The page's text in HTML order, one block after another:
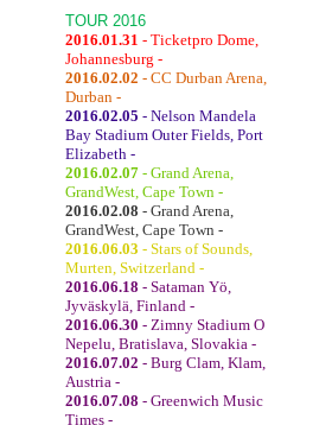
TOUR 2016
2016.01.31 - Ticketpro Dome,
Johannesburg -
2016.02.02 - CC Durban Arena,
Durban -
2016.02.05 - Nelson Mandela
Bay Stadium Outer Fields, Port
Elizabeth -
2016.02.07 - Grand Arena,
GrandWest, Cape Town -
2016.02.08 - Grand Arena,
GrandWest, Cape Town -
2016.06.03 - Stars of Sounds,
Murten, Switzerland -
2016.06.18 - Sataman Yö,
Jyväskylä, Finland -
2016.06.30 - Zimny Stadium O
Nepelu, Bratislava, Slovakia -
2016.07.02 - Burg Clam, Klam,
Austria -
2016.07.08 - Greenwich Music
Times -